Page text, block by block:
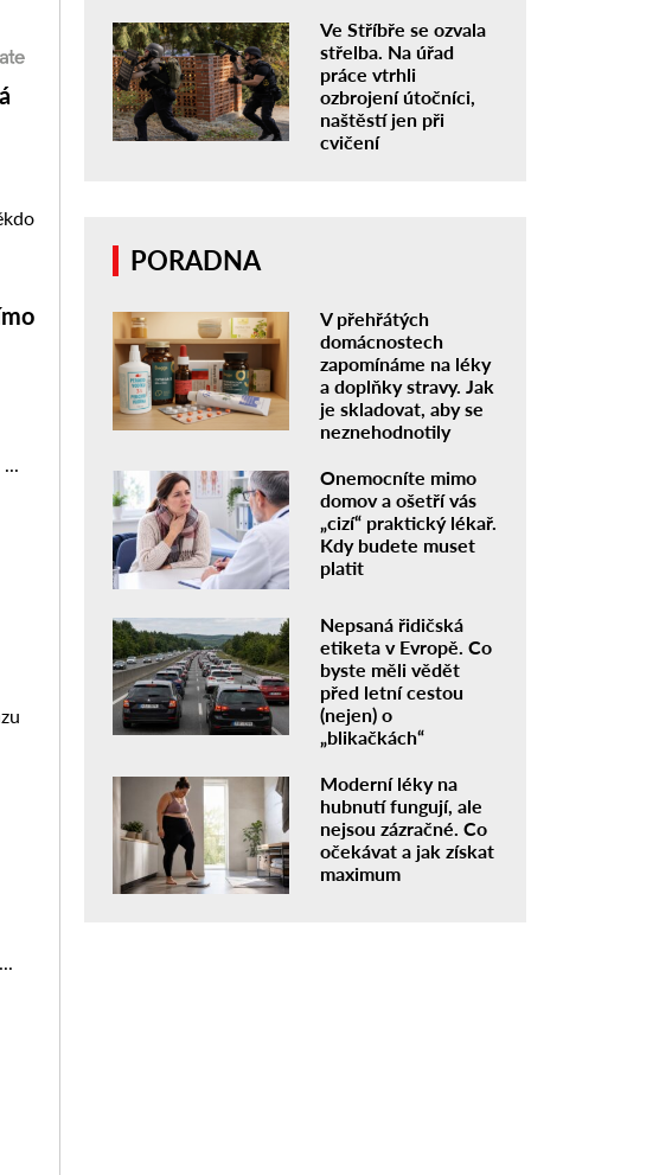
Ve Stříbře se ozvala
střelba. Na úřad
práce vtrhli
ozbrojení útočníci,
naštěstí jen při
cvičení
PORADNA
V přehřátých
domácnostech
zapomínáme na léky
a doplňky stravy. Jak
je skladovat, aby se
neznehodnotily
Onemocníte mimo
domov a ošetří vás
„cizí“ praktický lékař.
Kdy budete muset
platit
Nepsaná řidičská
etiketa v Evropě. Co
byste měli vědět
před letní cestou
(nejen) o
„blikačkách“
Moderní léky na
hubnutí fungují, ale
nejsou zázračné. Co
očekávat a jak získat
maximum